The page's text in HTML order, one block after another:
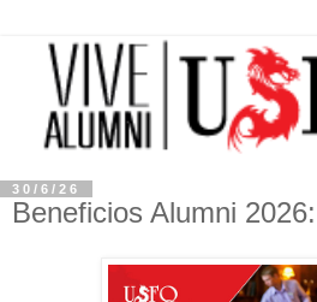
30/6/26
Beneficios Alumni